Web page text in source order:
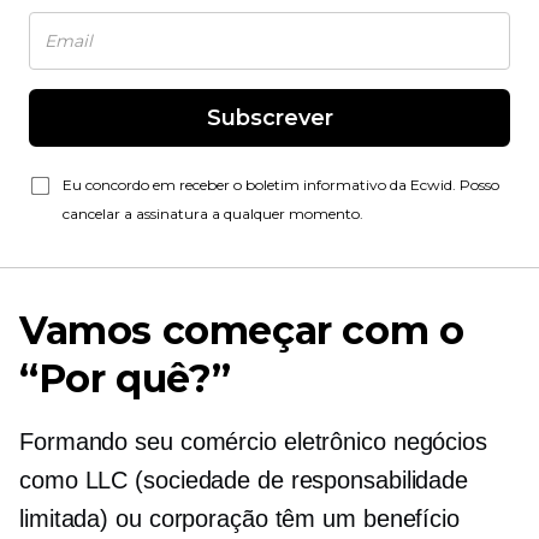
Subscrever
Eu concordo em receber o boletim informativo da Ecwid. Posso
cancelar a assinatura a qualquer momento.
Vamos começar com o
“Por quê?”
Formando seu comércio eletrôniconegócios
como LLC (sociedade de responsabilidade
limitada) ou corporação têm um benefício